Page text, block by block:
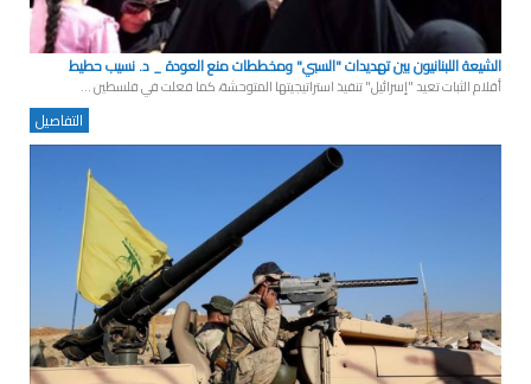
الشيعة اللبنانيون بين تهديدات "السبي" ومخططات منع العودة _ د. نسيب حطيط
أقلام الثبات تعيد "إسرائيل" تنفيذ استراتيجيتها المتوحشة، كما فعلت في فلسطين ...
التفاصيل